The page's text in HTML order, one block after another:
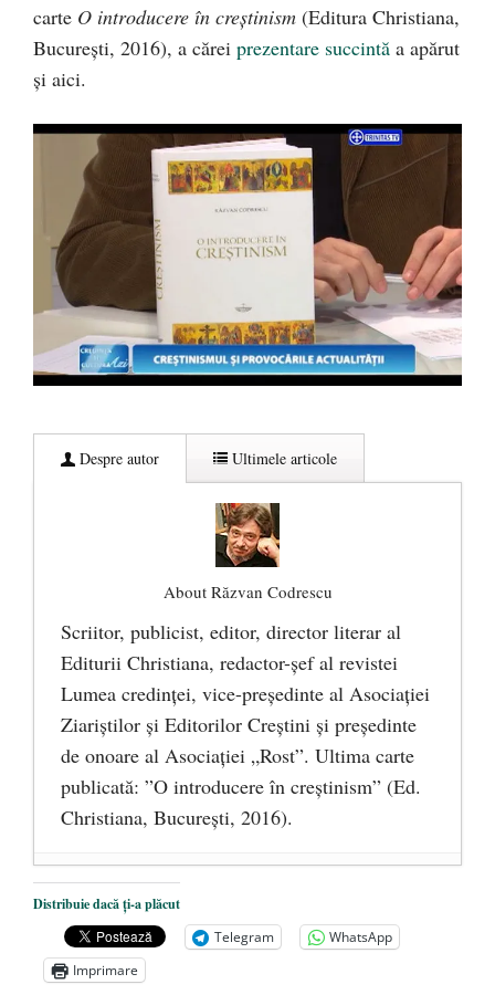
carte O introducere în creștinism (Editura Christiana,
București, 2016), a cărei prezentare succintă a apărut
și aici.
Despre autor Ultimele articole
About Răzvan Codrescu
Scriitor, publicist, editor, director literar al
Editurii Christiana, redactor-şef al revistei
Lumea credinţei, vice-preşedinte al Asociaţiei
Ziariştilor şi Editorilor Creştini şi preşedinte
de onoare al Asociaţiei „Rost”. Ultima carte
publicată: ”O introducere în creștinism” (Ed.
Christiana, Bucureşti, 2016).
DANA KONYA-PETRIȘOR, ÎNTRU
VEȘNICĂ POMENIRE
- 17 martie 2021
ÎNĂLȚATU-S-A! - 28 mai 2020
Sic credo – Francisco Franco (1892-1975)
Distribuie dacă ți-a plăcut
Telegram
WhatsApp
Imprimare